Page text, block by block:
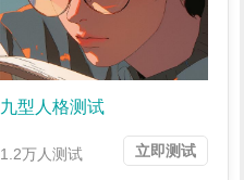
九型人格测试
1.2万人测试 立即测试